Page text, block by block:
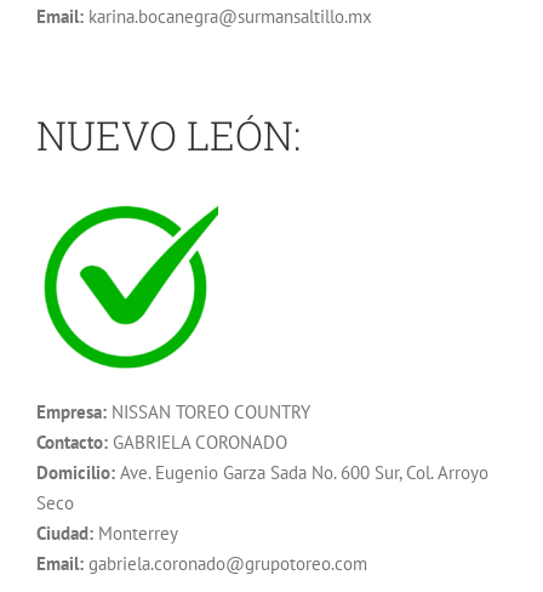
Email: karina.bocanegra@surmansaltillo.mx
NUEVO LEÓN:
Empresa: NISSAN TOREO COUNTRY
Contacto: GABRIELA CORONADO
Domicilio: Ave. Eugenio Garza Sada No. 600 Sur, Col. Arroyo
Seco
Ciudad: Monterrey
Email: gabriela.coronado@grupotoreo.com